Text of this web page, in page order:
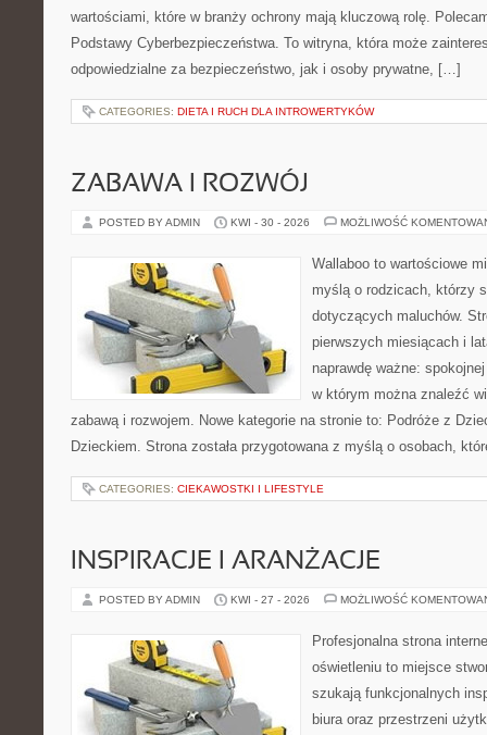
wartościami, które w branży ochrony mają kluczową rolę.
Podstawy Cyberbezpieczeństwa. To witryna, która może
odpowiedzialne za bezpieczeństwo, jak i osoby prywatne, […]
CATEGORIES: DIETA I RUCH DLA INTROWERTYKÓW
ZABAWA I ROZWÓJ
POSTED BY ADMIN KWI - 30 - 2026 MOŻLIWOŚĆ
Wallaboo to wartościowe
myślą o rodzicach, którzy
dotyczących maluchów.
pierwszych miesiącach i
naprawdę ważne:
w którym można znaleźć
zabawą i rozwojem. Nowe kategorie na stronie to: Podróże z
Dzieckiem. Strona została przygotowana z myślą o osobach,
CATEGORIES: CIEKAWOSTKI I LIFESTYLE
INSPIRACJE I ARANŻACJE
POSTED BY ADMIN KWI - 27 - 2026 MOŻLIWOŚĆ
Profesjonalna strona
oświetleniu to miejsce
szukają funkcjonalnych
biura oraz przestrzeni